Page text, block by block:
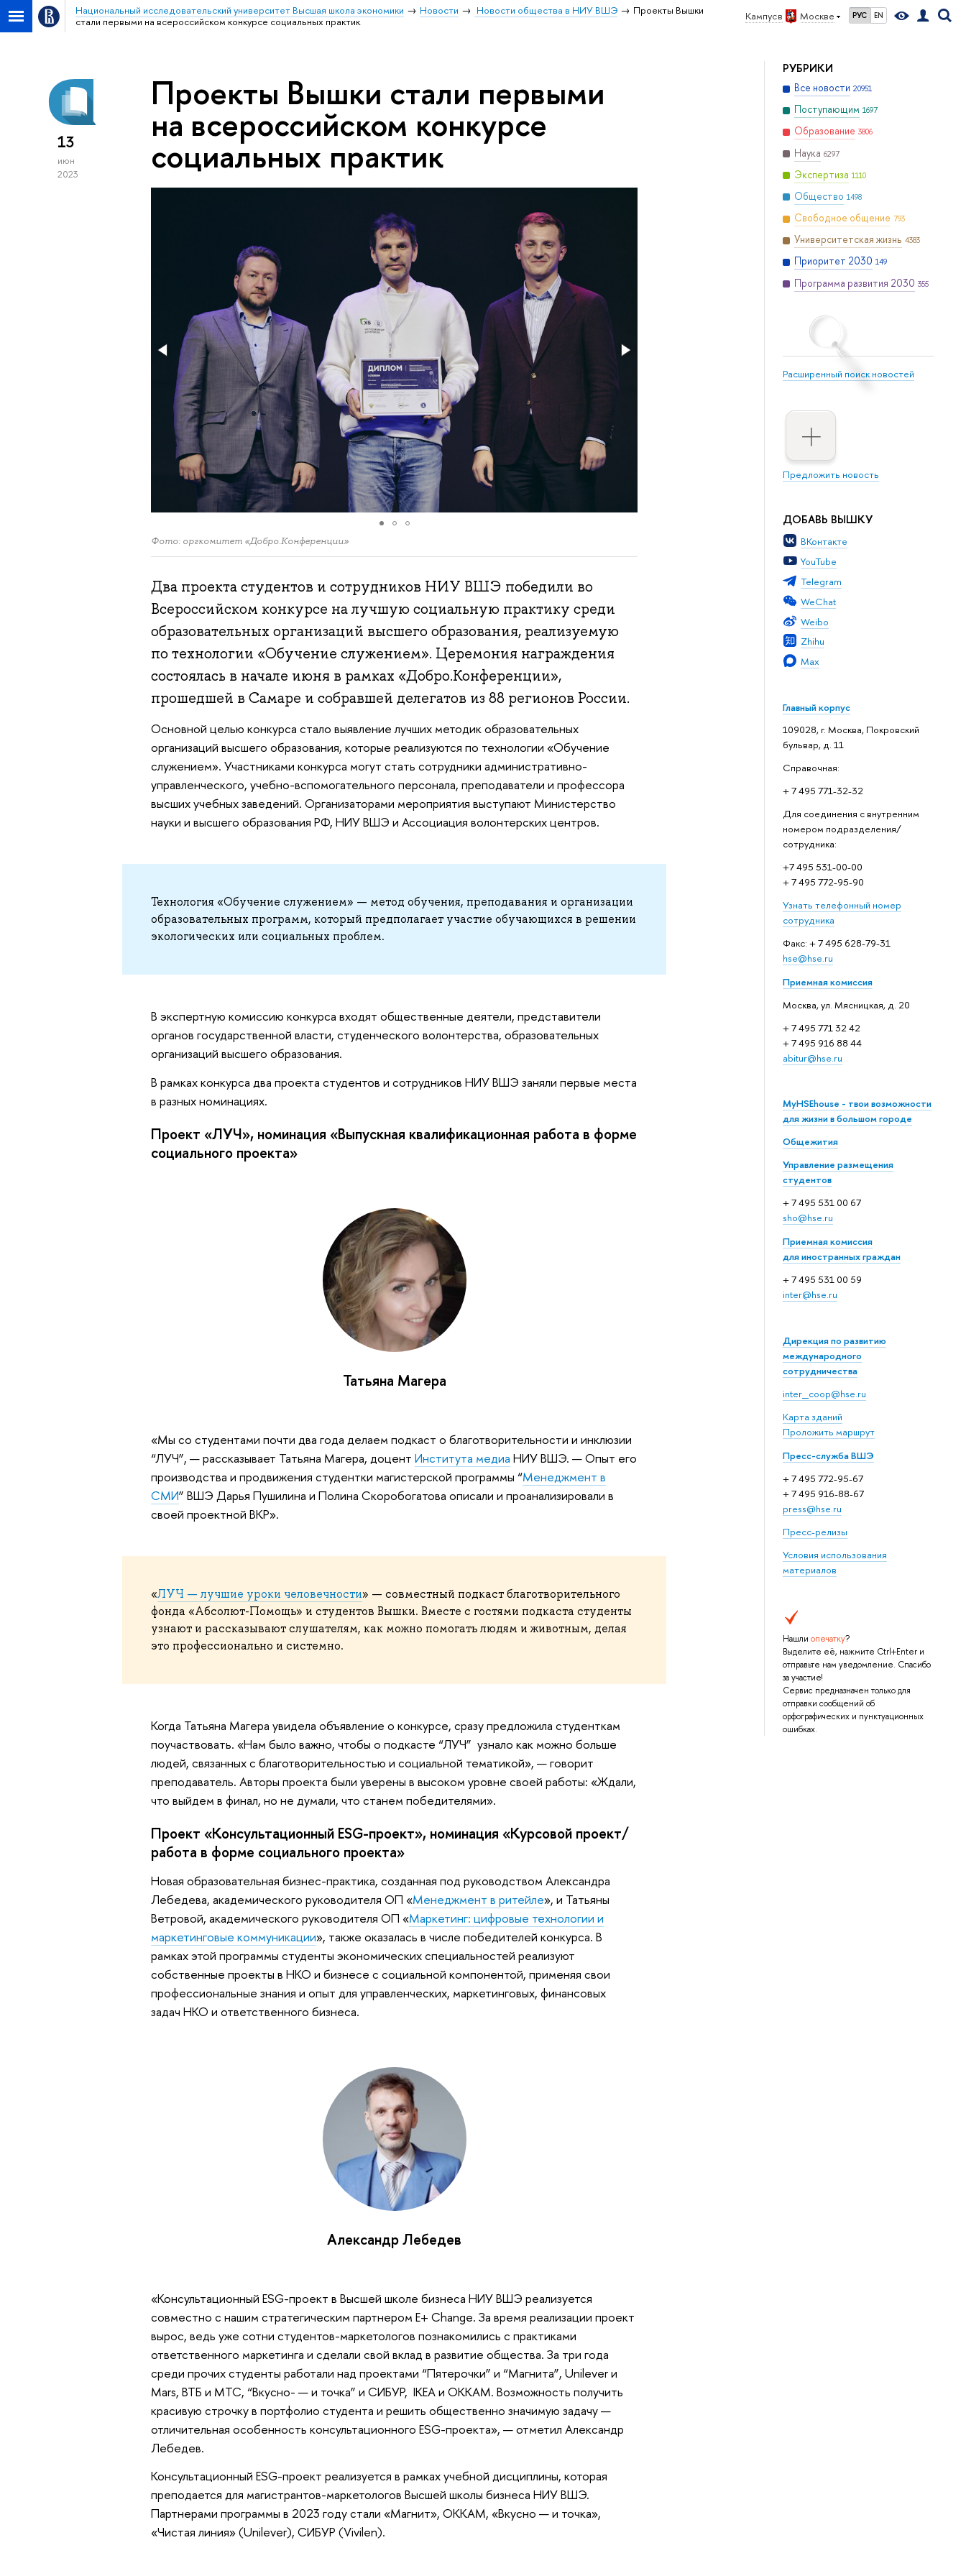
Кампус в Москве РУС EN
Национальный исследовательский университет Высшая школа экономики Новости Новости общества в НИУ ВШЭ
Проекты Вышки
стали первыми на всероссийском конкурсе социальных практик
РУБРИКИ
Все новости 20951
Поступающим 1697
Образование 3806
Наука 6297
Экспертиза 1110
Общество 1498
Свободное общение 793
Университетская жизнь 4383
Приоритет 2030 149
Программа развития 2030 355
Расширенный поиск новостей
Предложить новость
ДОБАВЬ ВЫШКУ
ВКонтакте
YouTube
Telegram
WeChat
Weibo
Zhihu
Max
Главный корпус
109028, г. Москва, Покровский
бульвар, д. 11
Справочная:
+ 7 495 771-32-32
Для соединения с внутренним
номером подразделения/
сотрудника:
+7 495 531-00-00
+ 7 495 772-95-90
Узнать телефонный номер
сотрудника
Факс: + 7 495 628-79-31
hse@hse.ru
Приемная комиссия
Москва, ул. Мясницкая, д. 20
+ 7 495 771 32 42
+ 7 495 916 88 44
abitur@hse.ru
MyHSEhouse - твои возможности
для жизни в большом городе
Общежития
Управление размещения
студентов
+ 7 495 531 00 67
sho@hse.ru
Приемная комиссия
для иностранных граждан
+ 7 495 531 00 59
inter@hse.ru
Дирекция по развитию
международного
сотрудничества
inter_coop@hse.ru
Карта зданий
Проложить маршрут
Пресс-служба ВШЭ
+ 7 495 772-95-67
+ 7 495 916-88-67
press@hse.ru
Пресс-релизы
Условия использования
материалов
Нашли опечатку?
Выделите её, нажмите Ctrl+Enter и
отправьте нам уведомление. Спасибо
за участие!
Сервис предназначен только для
отправки сообщений об
орфографических и пунктуационных
ошибках.
13
июн
2023
Проекты Вышки стали первыми
на всероссийском конкурсе
социальных практик
Фото: оргкомитет «Добро.Конференции»
Два проекта студентов и сотрудников НИУ ВШЭ победили во
Всероссийском конкурсе на лучшую социальную практику среди
образовательных организаций высшего образования, реализуемую
по технологии «Обучение служением». Церемония награждения
состоялась в начале июня в рамках «Добро.Конференции»,
прошедшей в Самаре и собравшей делегатов из 88 регионов России.
Основной целью конкурса стало выявление лучших методик образовательных
организаций высшего образования, которые реализуются по технологии «Обучение
служением». Участниками конкурса могут стать сотрудники административно-
управленческого, учебно-вспомогательного персонала, преподаватели и профессора
высших учебных заведений. Организаторами мероприятия выступают Министерство
науки и высшего образования РФ, НИУ ВШЭ и Ассоциация волонтерских центров.
Технология «Обучение служением» — метод обучения, преподавания и организации
образовательных программ, который предполагает участие обучающихся в решении
экологических или социальных проблем.
В экспертную комиссию конкурса входят общественные деятели, представители
органов государственной власти, студенческого волонтерства, образовательных
организаций высшего образования.
В рамках конкурса два проекта студентов и сотрудников НИУ ВШЭ заняли первые места
в разных номинациях.
Проект «ЛУЧ», номинация «Выпускная квалификационная работа в форме
социального проекта»
Татьяна Магера
«Мы со студентами почти два года делаем подкаст о благотворительности и инклюзии
“ЛУЧ”, — рассказывает Татьяна Магера, доцент Института медиа НИУ ВШЭ. — Опыт его
производства и продвижения студентки магистерской программы “Менеджмент в
СМИ” ВШЭ Дарья Пушилина и Полина Скоробогатова описали и проанализировали в
своей проектной ВКР».
«ЛУЧ — лучшие уроки человечности» — совместный подкаст благотворительного
фонда «Абсолют-Помощь» и студентов Вышки. Вместе с гостями подкаста студенты
узнают и рассказывают слушателям, как можно помогать людям и животным, делая
это профессионально и системно.
Когда Татьяна Магера увидела объявление о конкурсе, сразу предложила студенткам
поучаствовать. «Нам было важно, чтобы о подкасте “ЛУЧ” узнало как можно больше
людей, связанных с благотворительностью и социальной тематикой», — говорит
преподаватель. Авторы проекта были уверены в высоком уровне своей работы: «Ждали,
что выйдем в финал, но не думали, что станем победителями».
Проект «Консультационный ESG-проект», номинация «Курсовой проект/
работа в форме социального проекта»
Новая образовательная бизнес-практика, созданная под руководством Александра
Лебедева, академического руководителя ОП «Менеджмент в ритейле», и Татьяны
Ветровой, академического руководителя ОП «Маркетинг: цифровые технологии и
маркетинговые коммуникации», также оказалась в числе победителей конкурса. В
рамках этой программы студенты экономических специальностей реализуют
собственные проекты в НКО и бизнесе с социальной компонентой, применяя свои
профессиональные знания и опыт для управленческих, маркетинговых, финансовых
задач НКО и ответственного бизнеса.
Александр Лебедев
«Консультационный ESG-проект в Высшей школе бизнеса НИУ ВШЭ реализуется
совместно с нашим стратегическим партнером E+ Change. За время реализации проект
вырос, ведь уже сотни студентов-маркетологов познакомились с практиками
ответственного маркетинга и сделали свой вклад в развитие общества. За три года
среди прочих студенты работали над проектами “Пятерочки” и “Магнита”, Unilever и
Mars, ВТБ и МТС, “Вкусно- — и точка” и СИБУР, IKEA и OKKAM. Возможность получить
красивую строчку в портфолио студента и решить общественно значимую задачу —
отличительная особенность консультационного ESG-проекта», — отметил Александр
Лебедев.
Консультационный ESG-проект реализуется в рамках учебной дисциплины, которая
преподается для магистрантов-маркетологов Высшей школы бизнеса НИУ ВШЭ.
Партнерами программы в 2023 году стали «Магнит», OKKAM, «Вкусно — и точка»,
«Чистая линия» (Unilever), СИБУР (Vivilen).